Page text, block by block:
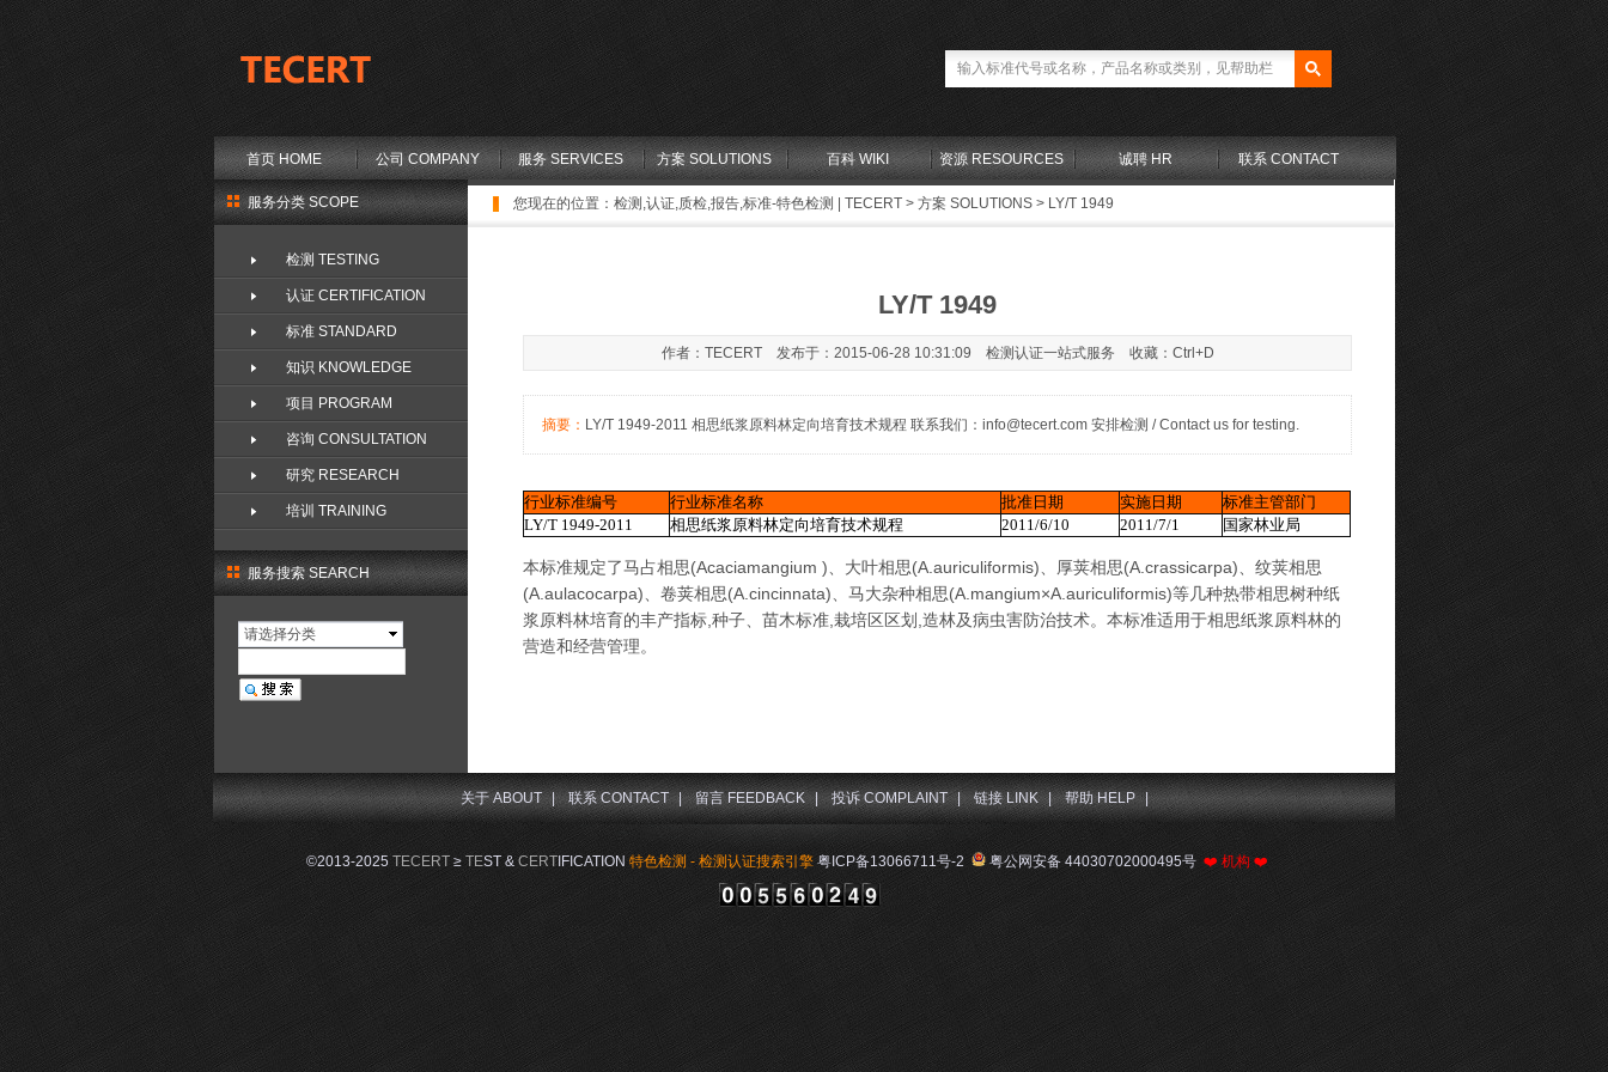
首页 HOME 公司 COMPANY 服务 SERVICES 方案 SOLUTIONS 百科 WIKI 资源 RESOURCES 诚聘 HR 联系 CONTACT
您现在的位置： 检测,认证,质检,报告,标准-特色检测 | TECERT > 方案 SOLUTIONS > LY/T 1949
服务搜索 SEARCH
请选择分类
LY/T 1949
作者：TECERT 发布于：2015-06-28 10:31:09 检测认证一站式服务 收藏：Ctrl+D
摘要： LY/T 1949-2011 相思纸浆原料林定向培育技术规程 联系我们：info@tecert.com 安排检测 / Contact us for testing.
行业标准编号 行业标准名称 批准日期 实施日期
标准主管部门
LY/T 1949-2011
相思纸浆原料林定向培育技术规程 2011/6/10 2011/7/1 国家林业局
本标准规定了马占相思(Acaciamangium )、大叶相思(A.auriculiformis)、厚荚相思(A.crassicarpa)、纹荚相思
(A.aulacocarpa)、卷荚相思(A.cincinnata)、马大杂种相思(A.mangium×A.auriculiformis)等几种热带相思树种纸
浆原料林培育的丰产指标,种子、苗木标准,栽培区区划,造林及病虫害防治技术。本标准适用于相思纸浆原料林的
营造和经营管理。
服务分类 SCOPE
检测 TESTING
认证 CERTIFICATION
标准 STANDARD
知识 KNOWLEDGE
项目 PROGRAM
咨询 CONSULTATION
研究 RESEARCH
培训 TRAINING
©2013-2025 TECERT≥ TEST & CERTIFICATION 特色检测 - 检测认证搜索引擎 粤ICP备13066711号-2 粤公网安备 44030702000495号 ❤️ 机构 ❤️
关于 ABOUT | 联系 CONTACT | 留言 FEEDBACK 投诉 COMPLAINT | 链接 LINK | 帮助 HELP |